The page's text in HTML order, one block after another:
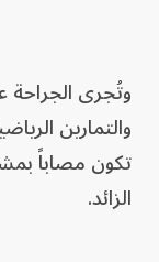
وتُجرى الجراحة
والتمارين
تكون مصاباً
الزائد.